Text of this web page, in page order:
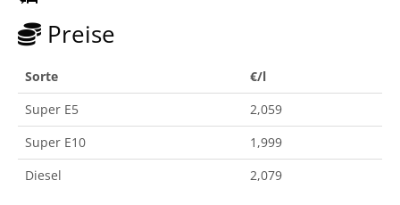
Preise
Sorte
€/l
Super E5
2,059
Super E10
1,999
Diesel
2,079